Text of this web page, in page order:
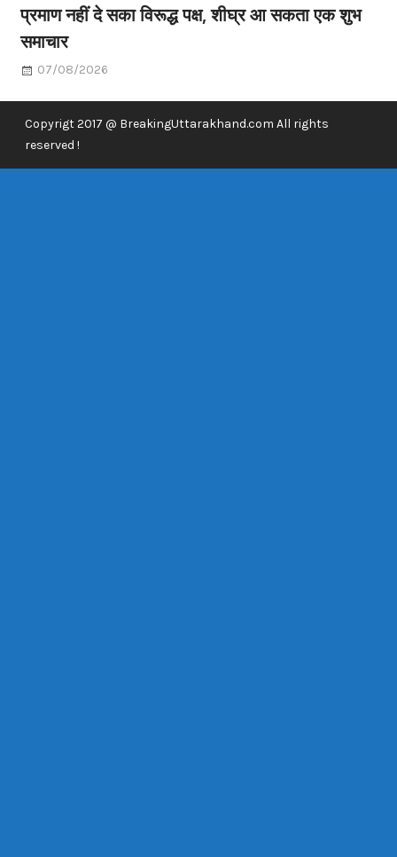
प्रमाण नहीं दे सका विरूद्ध पक्ष, शीघ्र आ सकता एक शुभ
समाचार
07/08/2026
Copyrigt 2017 @ BreakingUttarakhand.com All rights
reserved !